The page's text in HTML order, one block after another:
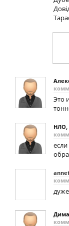
Это
НЛО,
Дима